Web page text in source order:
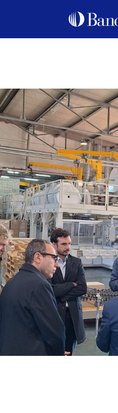
VIAGGIO TRA INNOVAZIONE E